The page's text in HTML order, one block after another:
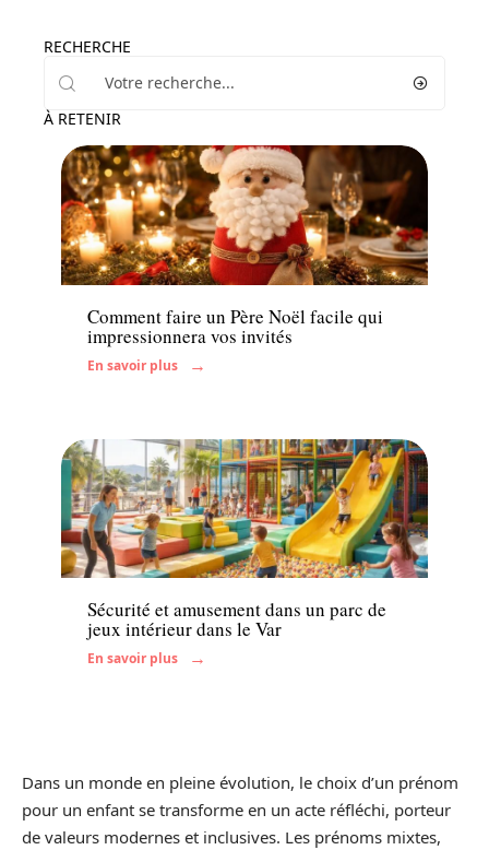
RECHERCHE
À RETENIR
Famille
Comment faire un Père Noël facile qui
impressionnera vos invités
En savoir plus
Famille
Sécurité et amusement dans un parc de
jeux intérieur dans le Var
En savoir plus
Dans un monde en pleine évolution, le choix d’un prénom
pour un enfant se transforme en un acte réfléchi, porteur
de valeurs modernes et inclusives. Les prénoms mixtes,